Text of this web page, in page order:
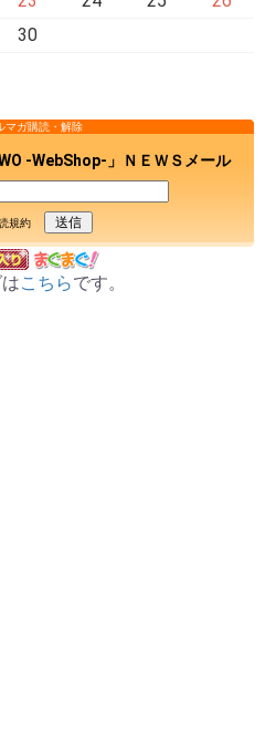
30
マガ購読・解除
-WebShop-」ＮＥＷＳメール
規約
こちらです。